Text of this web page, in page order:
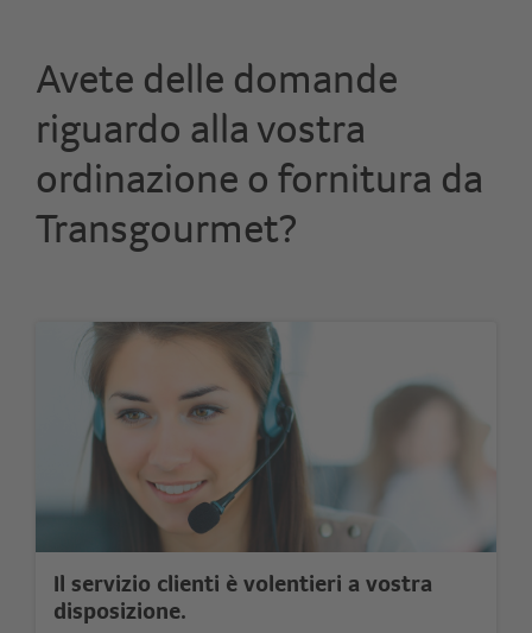
Avete delle domande
riguardo alla vostra
ordinazione o fornitura da
Transgourmet?
Il servizio clienti è volentieri a vostra
disposizione.